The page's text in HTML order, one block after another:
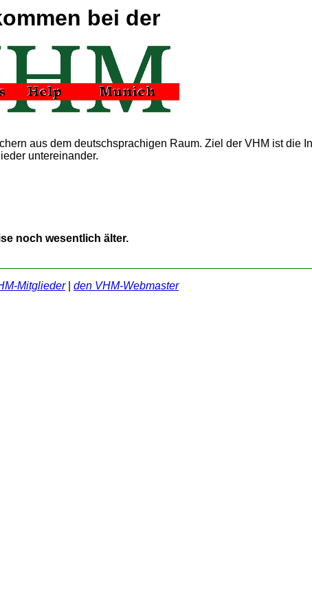
bei der
aus dem deutschsprachigen Raum. Ziel der VHM ist die
untereinander.
noch wesentlich älter.
Mitglieder| den VHM-Webmaster